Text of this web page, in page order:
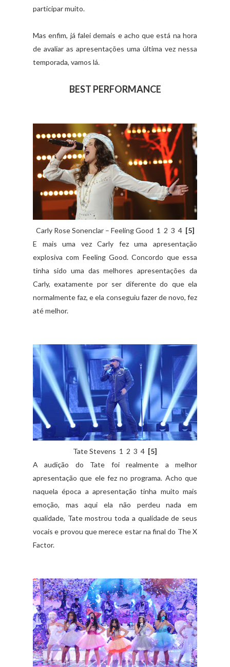
participar muito.
Mas enfim, já falei demais e acho que está na hora
de avaliar as apresentações uma última vez nessa
temporada, vamos lá.
BEST PERFORMANCE
Carly Rose Sonenclar – Feeling Good 1 2 3 4 [5]
E mais uma vez Carly fez uma apresentação
explosiva com Feeling Good. Concordo que essa
tinha sido uma das melhores apresentações da
Carly, exatamente por ser diferente do que ela
normalmente faz, e ela conseguiu fazer de novo, fez
até melhor.
Tate Stevens 1 2 3 4 [5]
A audição do Tate foi realmente a melhor
apresentação que ele fez no programa. Acho que
naquela época a apresentação tinha muito mais
emoção, mas aqui ela não perdeu nada em
qualidade, Tate mostrou toda a qualidade de seus
vocais e provou que merece estar na final do The X
Factor.